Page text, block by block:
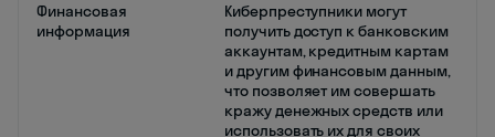
Финансовая
информация
Киберпреступники могут
получить доступ к банковским
аккаунтам, кредитным картам
и другим финансовым данным,
что позволяет им совершать
кражу денежных средств или
использовать их для своих